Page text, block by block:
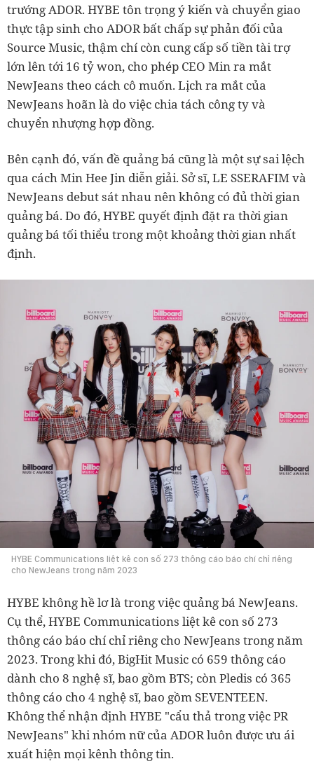
trướng ADOR. HYBE tôn trọng ý kiến và chuyển giao
thực tập sinh cho ADOR bất chấp sự phản đối của
Source Music, thậm chí còn cung cấp số tiền tài trợ
lớn lên tới 16 tỷ won, cho phép CEO Min ra mắt
NewJeans theo cách cô muốn. Lịch ra mắt của
NewJeans hoãn là do việc chia tách công ty và
chuyển nhượng hợp đồng.
Bên cạnh đó, vấn đề quảng bá cũng là một sự sai lệch
qua cách Min Hee Jin diễn giải. Sở sĩ,LE SSERAFIM và
NewJeans debut sát nhau nên không có đủ thời gian
quảng bá. Do đó, HYBE quyết định đặt ra thời gian
quảng bá tối thiểu trong một khoảng thời gian nhất
định.
HYBE Communications liệt kê con số 273 thông cáo báo chí chỉ riêng
cho NewJeans trong năm 2023
HYBE không hề lơ là trong việc quảng bá NewJeans.
Cụ thể,HYBE Communications liệt kê con số 273
thông cáo báo chí chỉ riêng cho NewJeans trong năm
2023. Trong khi đó, BigHit Music có 659 thông cáo
dành cho 8 nghệ sĩ, bao gồm BTS; còn Pledis có 365
thông cáo cho 4 nghệ sĩ, bao gồm SEVENTEEN.
Không thể nhận định HYBE "cẩu thả trong việc PR
NewJeans" khi nhóm nữ của ADOR luôn được ưu ái
xuất hiện mọi kênh thông tin.